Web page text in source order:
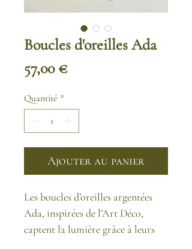
Boucles d'oreilles Ada
57,00 €Prix
Quantité *
Ajouter au panier
Les boucles d’oreilles argentées
Ada, inspirées de l’Art Déco,
captent la lumière grâce à leurs